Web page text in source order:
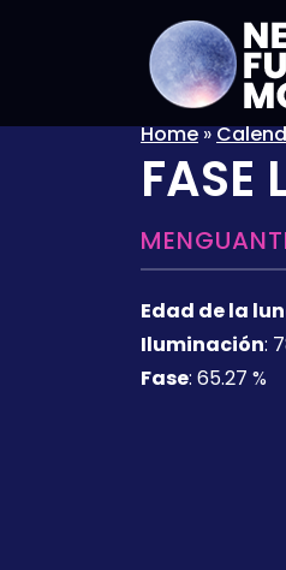
Home»
FASE
Edad de la
Iluminación:
Fase: 65.27 %